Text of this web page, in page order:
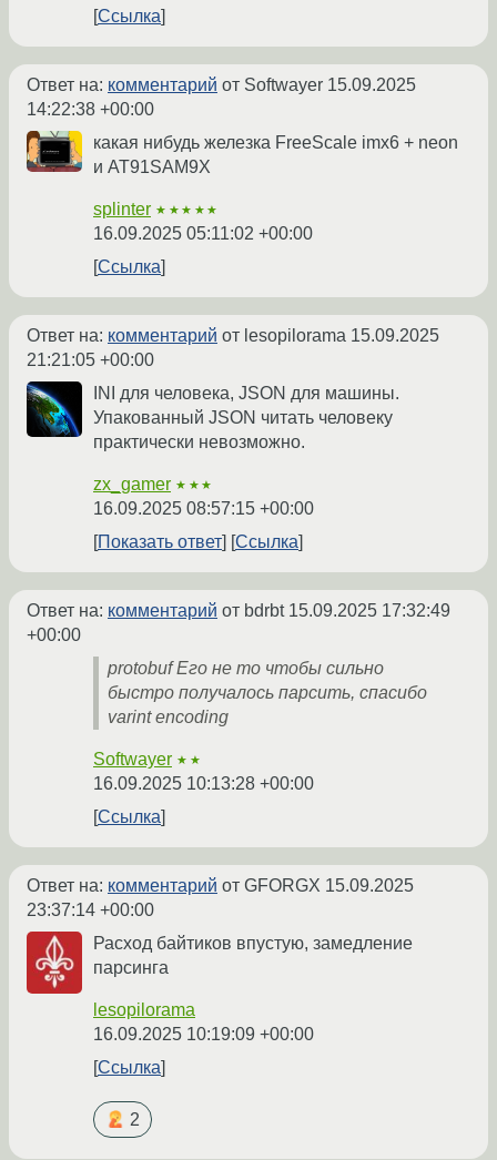
Ссылка
Ответ на: комментарий от Softwayer 15.09.2025
14:22:38 +00:00
какая нибудь железка FreeScale imx6 + neon
и AT91SAM9X
splinter ★★★★★
16.09.2025 05:11:02 +00:00
Ссылка
Ответ на: комментарий от lesopilorama 15.09.2025
21:21:05 +00:00
INI для человека, JSON для машины.
Упакованный JSON читать человеку
практически невозможно.
zx_gamer ★★★
16.09.2025 08:57:15 +00:00
Показать ответ
Ссылка
Ответ на: комментарий от bdrbt 15.09.2025 17:32:49
+00:00
protobuf Его не то чтобы сильно
быстро получалось парсить, спасибо
varint encoding
Softwayer ★★
16.09.2025 10:13:28 +00:00
Ссылка
Ответ на: комментарий от GFORGX 15.09.2025
23:37:14 +00:00
Расход байтиков впустую, замедление
парсинга
lesopilorama
16.09.2025 10:19:09 +00:00
Ссылка
2